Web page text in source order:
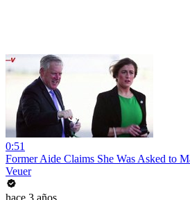
0:51
Former Aide Claims She Was Asked to
Veuer